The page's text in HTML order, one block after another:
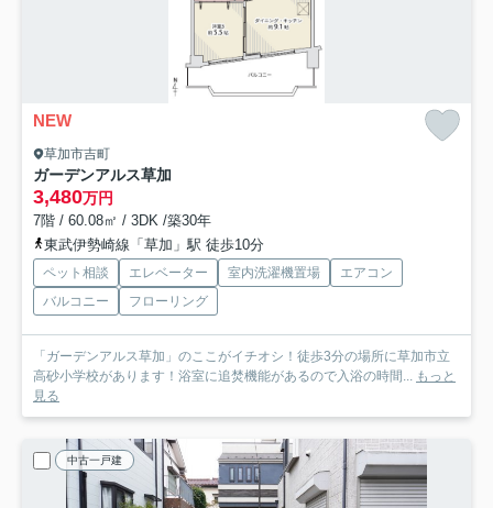
NEW
草加市吉町
ガーデンアルス草加
3,480万円
7階 / 60.08㎡ / 3DK /築30年
東武伊勢崎線「草加」駅 徒歩10分
ペット相談 エレベーター 室内洗濯機置場
エアコン
バルコニー
フローリング
「ガーデンアルス草加」のここがイチオシ！徒歩3分の場所に草加市立
高砂小学校があります！浴室に追焚機能があるので入浴の時間... もっと
見る
中古一戸建